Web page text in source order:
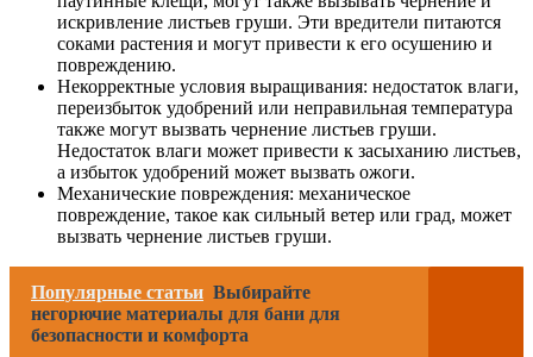
искривление листьев груши. Эти вредители питаются
соками растения и могут привести к его осушению и
повреждению.
Некорректные условия выращивания: недостаток влаги,
переизбыток удобрений или неправильная температура
также могут вызвать чернение листьев груши.
Недостаток влаги может привести к засыханию листьев,
а избыток удобрений может вызвать ожоги.
Механические повреждения: механическое
повреждение, такое как сильный ветер или град, может
вызвать чернение листьев груши.
Популярные статьи Выбирайте
негорючие материалы для бани для
безопасности и комфорта